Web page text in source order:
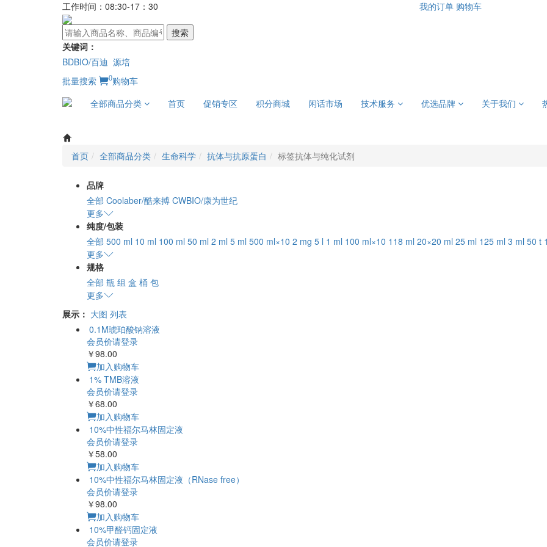
工作时间：08:30-17：30 我的订单 购物车
搜索
关键词：
BDBIO/百迪 源培
批量搜索
0购物车
全部商品分类
首页 促销专区 积分商城 闲话市场 技术服务 优选品牌 关于我们
首页 全部商品分类 生命科学 抗体与抗原蛋白 标签抗体与纯化试剂
品牌
全部 Coolaber/酷来搏 CWBIO/康为世纪
更多
纯度/包装
全部 500 ml 10 ml 100 ml 50 ml 2 ml 5 ml 500 ml×10 2 mg 5 l 1 ml 100 ml×10 118 ml 20×20 ml 25 ml 125 ml 3 ml 50 t
更多
规格
全部 瓶 组 盒 桶 包
更多
展示： 大图 列表
0.1M琥珀酸钠溶液
会员价请登录
￥98.00
加入购物车
1% TMB溶液
会员价请登录
￥68.00
加入购物车
10%中性福尔马林固定液
会员价请登录
￥58.00
加入购物车
10%中性福尔马林固定液（RNase free）
会员价请登录
￥98.00
加入购物车
10%甲醛钙固定液
会员价请登录